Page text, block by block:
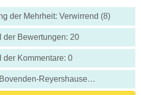
der Mehrheit: Verwirrend (8)
der Bewertungen: 20
der Kommentare: 0
Stadt: Bovenden-Reyershausen - Deutschland